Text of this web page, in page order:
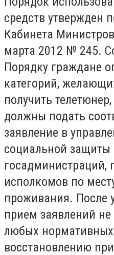
средств утвержден
Кабинета
марта 2012 № 245.
Порядку граждане
категорий,
получить
должны подать
заявление в
социальной
госадминистраций,
исполкомов по
проживания. После
прием заявлений не
любых
восстановлению